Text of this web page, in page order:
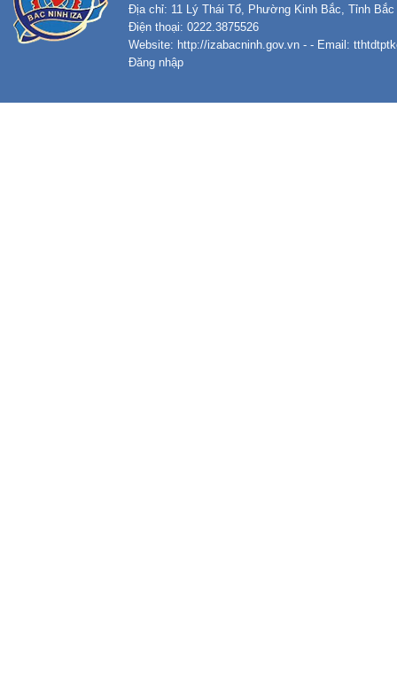
Địa chỉ: 11 Lý Thái Tổ, Phường Kinh Bắc, Tỉnh Bắc
Điện thoại: 0222.3875526
Website: http://izabacninh.gov.vn - - Email:
Đăng nhập